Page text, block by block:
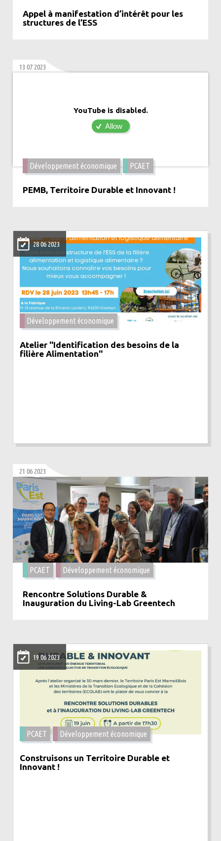
Appel à manifestation d’intérêt pour les
structures de l’ESS
13 07 2023
YouTube is disabled.
Allow
Développement économique PCAET
PEMB, Territoire Durable et Innovant !
28 06 2023
Développement économique
Atelier "Identification des besoins de la
filière Alimentation"
21 06 2023
PCAET Développement économique
Rencontre Solutions Durable &
Inauguration du Living-Lab Greentech
19 06 2023
PCAET Développement économique
Construisons un Territoire Durable et
Innovant !